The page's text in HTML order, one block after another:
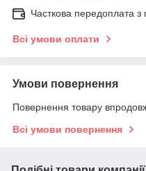
Часткова передоплата з
Всі умови оплати
Умови повернення
Повернення товару
Всі умови повернення